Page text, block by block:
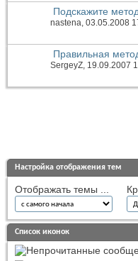
Подскажите
nastena , 03.05.2008
Правильная
SergeyZ, 19.09.2007
Настройка отображения тем
Отображать темы ...
Список иконок